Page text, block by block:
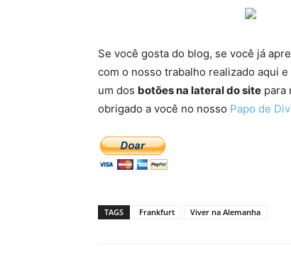
Se você gosta do blog, se você já
com o nosso trabalho realizado aqui
um dos botões na lateral do site para
obrigado a você no nosso Papo de
TAGS Frankfurt Viver na Alemanha